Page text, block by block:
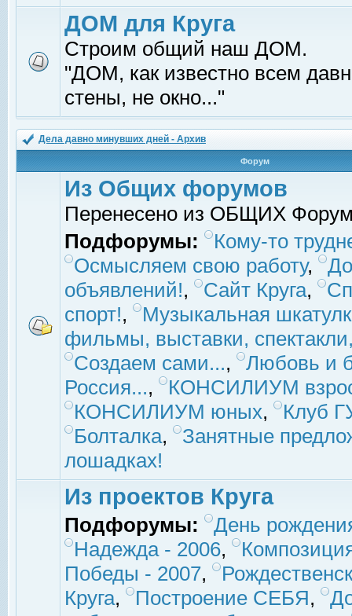
ДОМ для Круга
Строим общий наш ДОМ.
"ДОМ, как известно всем
стены, не окно..."
Дела давно минувших дней - Архив
Форум
Из Общих форумов
Перенесено из ОБЩИХ
Подфорумы:
Кому-то
Осмысляем свою работу,
объявлений!, Сайт Круга,
спорт!,
Музыкальная
фильмы, выставки,
Создаем сами...,
Любовь и
Россия...,
КОНСИЛИУМ
КОНСИЛИУМ юных,
Клуб
Болталка,
Занятные
лошадках!
Из проектов Круга
Подфорумы:
День
Надежда - 2006,
Победы - 2007,
Круга, Построение СЕБЯ,